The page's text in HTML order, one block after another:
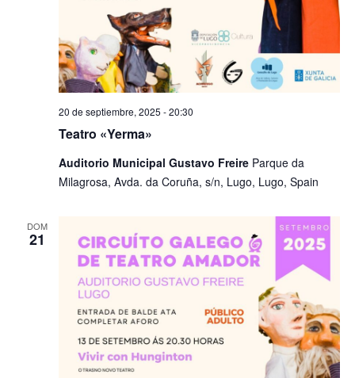
Teatro «Yerma»
20 de septiembre, 2025 - 20:30
​Auditorio Municipal Gustavo Freire Parque da
Milagrosa, Avda. da Coruña, s/n, Lugo, Lugo, Spain
DOM
21